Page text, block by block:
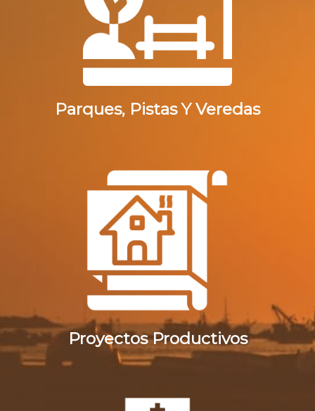
Parques, Pistas Y Veredas
Proyectos Productivos